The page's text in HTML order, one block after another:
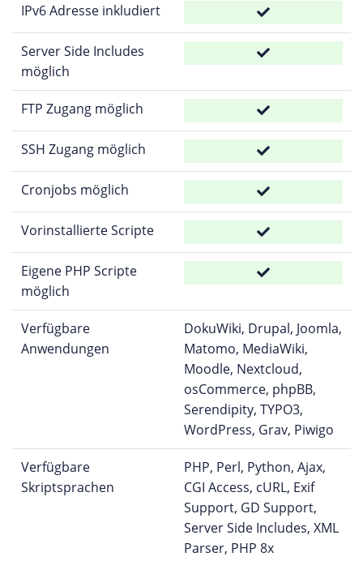
IPv6 Adresse inkludiert
Server Side Includes
möglich
FTP Zugang möglich
SSH Zugang möglich
Cronjobs möglich
Vorinstallierte Scripte
Eigene PHP Scripte
möglich
Verfügbare
Anwendungen
DokuWiki, Drupal, Joomla,
Matomo, MediaWiki,
Moodle, Nextcloud,
osCommerce, phpBB,
Serendipity, TYPO3,
WordPress, Grav, Piwigo
Verfügbare
Skriptsprachen
PHP, Perl, Python, Ajax,
CGI Access, cURL, Exif
Support, GD Support,
Server Side Includes, XML
Parser, PHP 8x